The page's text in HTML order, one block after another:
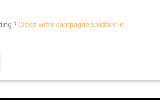
? Créez votre campagne solidaire ici